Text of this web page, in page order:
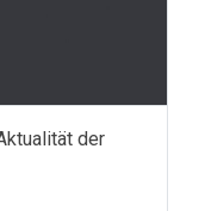
der